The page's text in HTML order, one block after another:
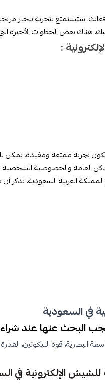
ستستمتع بتجربة تبخير
هناك بعض الخطوات الأخيرة
:
تجربة ممتعة ومفيدة. يمكن
العامة والخصوصية
العربية السعودية،
في السعودية
قوة النيكوتين،